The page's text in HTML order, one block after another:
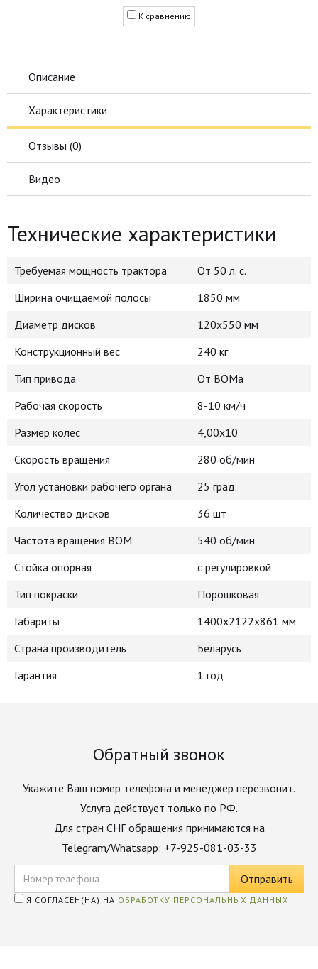
К сравнению
Описание
Характеристики
Отзывы (0)
Видео
Технические характеристики
Требуемая мощность трактора
От 50 л. с.
Ширина очищаемой полосы
1850 мм
Диаметр дисков
120х550 мм
Конструкционный вес
240 кг
Тип привода
От ВОМа
Рабочая скорость
8-10 км/ч
Размер колес
4,00х10
Скорость вращения
280 об/мин
Угол установки рабочего органа
25 град.
Количество дисков
36 шт
Частота вращения ВОМ
540 об/мин
Стойка опорная
с регулировкой
Тип покраски
Порошковая
Габариты
1400х2122х861 мм
Страна производитель
Беларусь
Гарантия
1 год
Обратный звонок
Укажите Ваш номер телефона и менеджер перезвонит.
Услуга действует только по РФ.
Для стран СНГ обращения принимаются на
Telegram/Whatsapp: +7-925-081-03-33
Я СОГЛАСЕН(НА) НА ОБРАБОТКУ ПЕРСОНАЛЬНЫХ ДАННЫХ